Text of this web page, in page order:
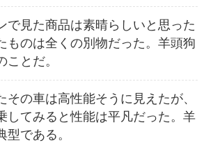
で見た商品は素晴らしいと思った
ものは全くの別物だった。羊頭狗
ことだ。
その車は高性能そうに見えたが、
してみると性能は平凡だった。羊
型である。